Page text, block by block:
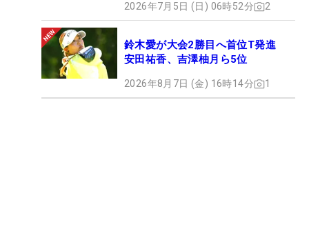
2026年7月5日 (日) 06時52分 2
鈴木愛が大会2勝目へ首位T発進
安田祐香、吉澤柚月ら5位
2026年8月7日 (金) 16時14分 1